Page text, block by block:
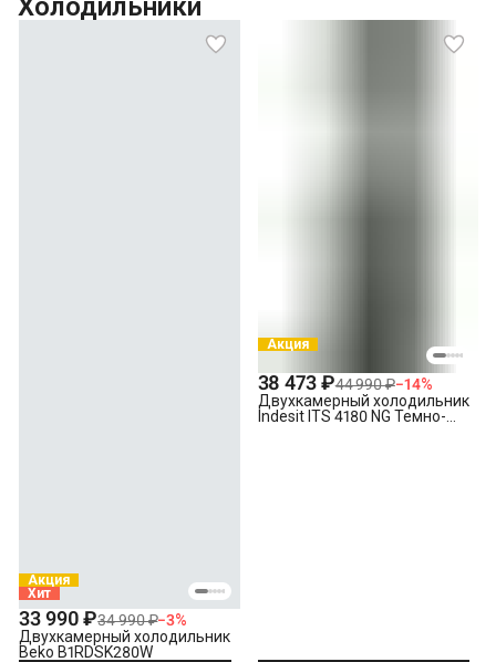
Холодильники
Акция
Хит
33 990 ₽34 990 ₽−3%
Двухкамерный холодильник
Beko B1RDSK280W
Акция
38 473 ₽44 990 ₽−14%
Двухкамерный холодильник
Indesit ITS 4180 NG Темно-